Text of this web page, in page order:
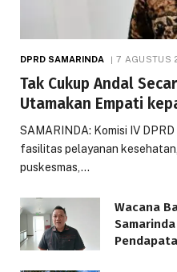
DPRD SAMARINDA 7 AGUSTUS
Tak Cukup Andal
Utamakan Empati
SAMARINDA: Komisi IV
fasilitas pelayanan
puskesmas,…
Wacana